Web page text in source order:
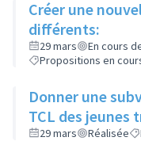
Créer une
différents:
29 mars
En cours
Propositions en
Donner une
TCL des jeunes
29 mars Réalisée